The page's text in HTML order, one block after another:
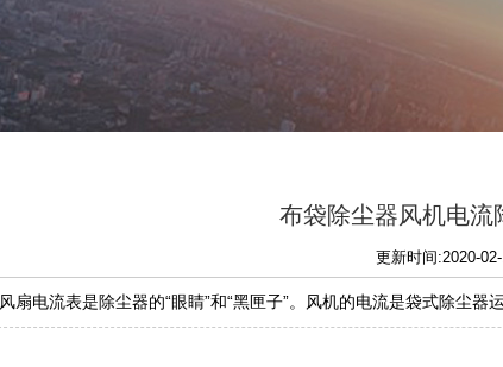
布袋除尘器风机电流
更新时间:2020-
风扇电流表是除尘器的“眼睛”和“黑匣子”。风机的电流是袋式除尘